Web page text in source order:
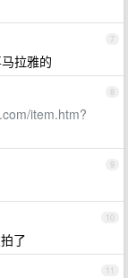
7
拉雅的
8
item.htm?
9
10
了
11